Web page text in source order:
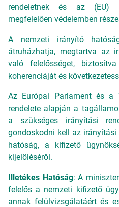
rendeletnek és az (EU)
megfelelően védelemben
A nemzeti irányító
átruházhatja, megtartva az
való felelősséget,
koherenciáját és
Az Európai Parlament és a
rendelete alapján a
a szükséges irányítási
gondoskodni kell az irányítási
hatóság, a kifizető
kijelöléséről.
Illetékes Hatóság: A
felelős a nemzeti kifizető
annak felülvizsgálatáért és